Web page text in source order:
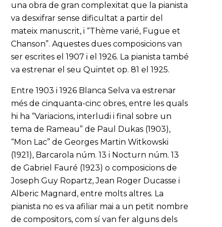
una obra de gran complexitat que la pianista
va desxifrar sense dificultat a partir del
mateix manuscrit, i “Thème varié, Fugue et
Chanson”. Aquestes dues composicions van
ser escrites el 1907 i el 1926. La pianista també
va estrenar el seu Quintet op. 81 el 1925.
Entre 1903 i 1926 Blanca Selva va estrenar
més de cinquanta-cinc obres, entre les quals
hi ha “Variacions, interludi i final sobre un
tema de Rameau” de Paul Dukas (1903),
“Mon Lac” de Georges Martin Witkowski
(1921), Barcarola núm. 13 i Nocturn núm. 13
de Gabriel Fauré (1923) o composicions de
Joseph Guy Ropartz, Jean Roger Ducasse i
Alberic Magnard, entre molts altres. La
pianista no es va afiliar mai a un petit nombre
de compositors, com sí van fer alguns dels